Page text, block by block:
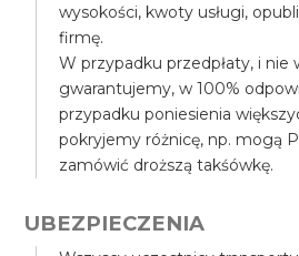
wysokości, kwoty usługi,
firmę.
W przypadku przedpłaty, i nie
gwarantujemy, w 100%
przypadku poniesienia
pokryjemy różnicę, np. mogą
zamówić droższą takśówkę.
UBEZPIECZENIA